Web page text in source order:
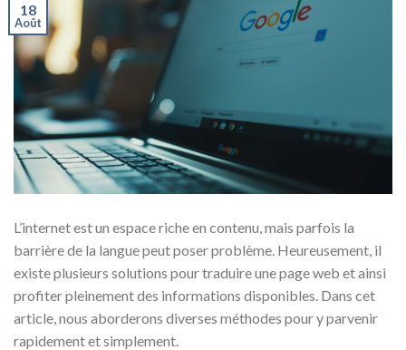
18
Août
L’internet est un espace riche en contenu, mais parfois la
barrière de la langue peut poser problème. Heureusement, il
existe plusieurs solutions pour traduire une page web et ainsi
profiter pleinement des informations disponibles. Dans cet
article, nous aborderons diverses méthodes pour y parvenir
rapidement et simplement.